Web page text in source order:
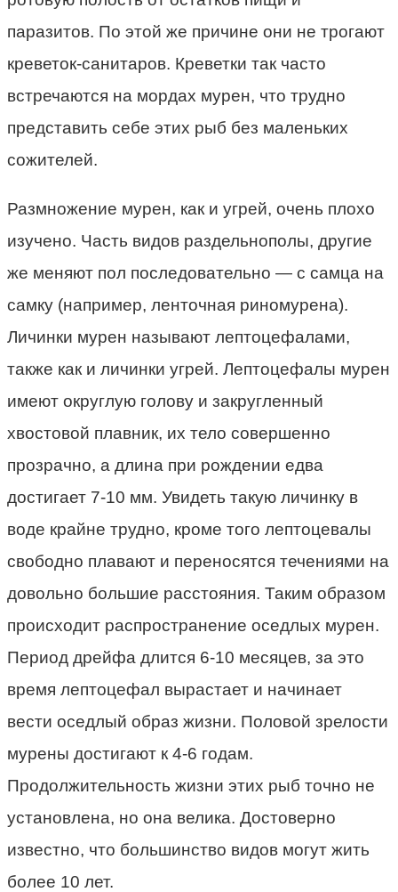
паразитов. По этой же причине они не трогают
креветок-санитаров. Креветки так часто
встречаются на мордах мурен, что трудно
представить себе этих рыб без маленьких
сожителей.
Размножение мурен, как и угрей, очень плохо
изучено. Часть видов раздельнополы, другие
же меняют пол последовательно — с самца на
самку (например, ленточная риномурена).
Личинки мурен называют лептоцефалами,
также как и личинки угрей. Лептоцефалы мурен
имеют округлую голову и закругленный
хвостовой плавник, их тело совершенно
прозрачно, а длина при рождении едва
достигает 7-10 мм. Увидеть такую личинку в
воде крайне трудно, кроме того лептоцевалы
свободно плавают и переносятся течениями на
довольно большие расстояния. Таким образом
происходит распространение оседлых мурен.
Период дрейфа длится 6-10 месяцев, за это
время лептоцефал вырастает и начинает
вести оседлый образ жизни. Половой зрелости
мурены достигают к 4-6 годам.
Продолжительность жизни этих рыб точно не
установлена, но она велика. Достоверно
известно, что большинство видов могут жить
более 10 лет.